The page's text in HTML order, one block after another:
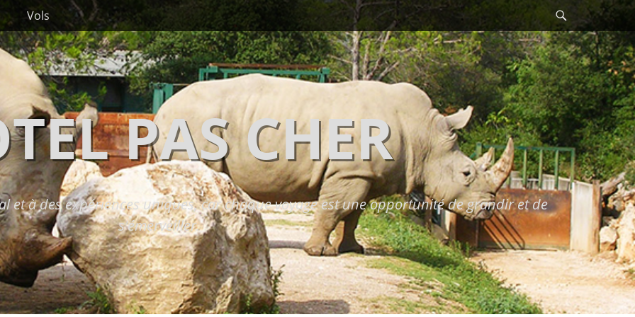
Vols
Recherche
PAS CHER
et à des expériences uniques, car chaque voyage est une opportunité de grandir et de
s'émerveiller.